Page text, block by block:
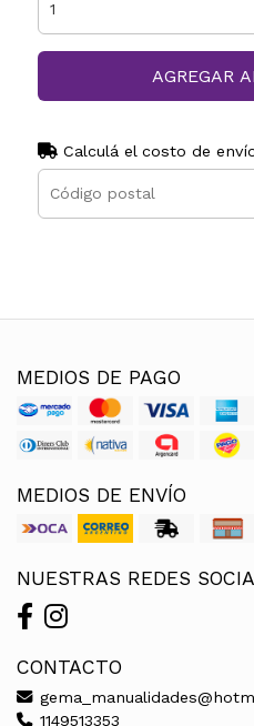
AGREGAR
Calculá el costo de
MEDIOS DE PAGO
MEDIOS DE ENVÍO
NUESTRAS REDES
CONTACTO
1149513353